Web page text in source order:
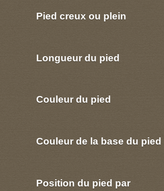
Pied creux ou plein
Longueur du pied
Couleur du pied
Couleur de la base du pied
Position du pied par